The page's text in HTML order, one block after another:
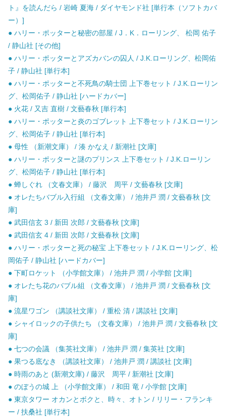
ト』を読んだら / 岩崎 夏海 / ダイヤモンド社 [単行本（ソフトカバ
ー）]
● ハリー・ポッターと秘密の部屋 / J．K．ローリング、 松岡 佑子
/ 静山社 [その他]
● ハリー・ポッターとアズカバンの囚人 / J.K.ローリング、松岡佑
子 / 静山社 [単行本]
● ハリー・ポッターと不死鳥の騎士団 上下巻セット / J.K.ローリン
グ、松岡佑子 / 静山社 [ハードカバー]
● 火花 / 又吉 直樹 / 文藝春秋 [単行本]
● ハリー・ポッターと炎のゴブレット 上下巻セット / J.K.ローリン
グ、松岡佑子 / 静山社 [単行本]
● 母性 （新潮文庫） / 湊 かなえ / 新潮社 [文庫]
● ハリー・ポッターと謎のプリンス 上下巻セット / J.K.ローリン
グ、松岡佑子 / 静山社 [単行本]
● 蝉しぐれ （文春文庫） / 藤沢 周平 / 文藝春秋 [文庫]
● オレたちバブル入行組 （文春文庫） / 池井戸 潤 / 文藝春秋 [文
庫]
● 武田信玄 3 / 新田 次郎 / 文藝春秋 [文庫]
● 武田信玄 4 / 新田 次郎 / 文藝春秋 [文庫]
● ハリー・ポッターと死の秘宝 上下巻セット / J.K.ローリング、松
岡佑子 / 静山社 [ハードカバー]
● 下町ロケット （小学館文庫） / 池井戸 潤 / 小学館 [文庫]
● オレたち花のバブル組 （文春文庫） / 池井戸 潤 / 文藝春秋 [文
庫]
● 流星ワゴン （講談社文庫） / 重松 清 / 講談社 [文庫]
● シャイロックの子供たち （文春文庫） / 池井戸 潤 / 文藝春秋 [文
庫]
● 七つの会議 （集英社文庫） / 池井戸 潤 / 集英社 [文庫]
● 果つる底なき （講談社文庫） / 池井戸 潤 / 講談社 [文庫]
● 時雨のあと (新潮文庫) / 藤沢 周平 / 新潮社 [文庫]
● のぼうの城 上 （小学館文庫） / 和田 竜 / 小学館 [文庫]
● 東京タワー オカンとボクと、時々、オトン / リリー・フランキ
ー / 扶桑社 [単行本]